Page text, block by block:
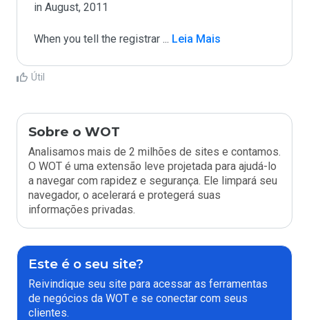
in August, 2011
When you tell the registrar ... Leia Mais
Útil
Sobre o WOT
Analisamos mais de 2 milhões de sites e contamos.
O WOT é uma extensão leve projetada para ajudá-lo
a navegar com rapidez e segurança. Ele limpará seu
navegador, o acelerará e protegerá suas
informações privadas.
Este é o seu site?
Reivindique seu site para acessar as ferramentas
de negócios da WOT e se conectar com seus
clientes.